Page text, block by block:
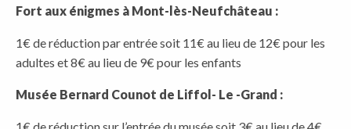
Fort aux énigmes à Mont-lès-Neufchâteau :
1€ de réduction par entrée soit 11€ au lieu de 12€ pour les
adultes et 8€ au lieu de 9€ pour les enfants
Musée Bernard Counot de Liffol- Le -Grand :